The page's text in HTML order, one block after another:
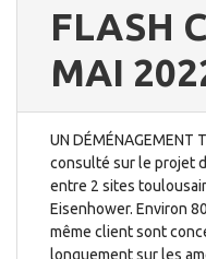
FLASH
MAI
UN DÉMÉNAGEMENT
consulté sur le projet
entre 2 sites
Eisenhower. Environ
même client sont
longuement sur les